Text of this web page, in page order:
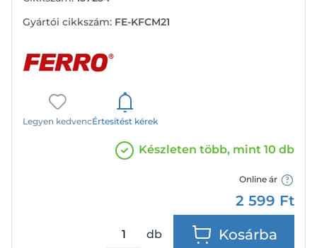
Gyártói cikkszám: FE-KFCM21
Legyen kedvencÉrtesítést kérek
Készleten több, mint 10 db
Online ár
2 599 Ft
db Kosárba